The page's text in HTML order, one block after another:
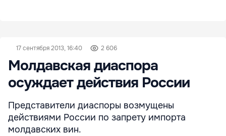
17 сентября 2013, 16:40 2 606
Молдавская диаспора
осуждает действия России
Представители диаспоры возмущены
действиями России по запрету импорта
молдавских вин.